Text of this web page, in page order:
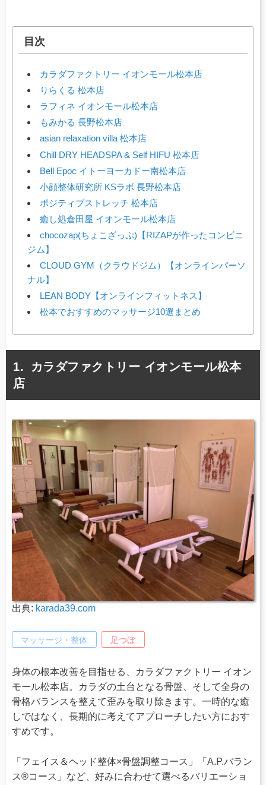
目次
カラダファクトリー イオンモール松本店
りらくる 松本店
ラフィネ イオンモール松本店
もみかる 長野松本店
asian relaxation villa 松本店
Chill DRY HEADSPA & Self HIFU 松本店
Bell Epoc イトーヨーカドー南松本店
小顔整体研究所 KSラボ 長野松本店
ポジティブストレッチ 松本店
癒し処倉田屋 イオンモール松本店
chocozap(ちょこざっぷ)【RIZAPが作ったコンビニ
ジム】
CLOUD GYM（クラウドジム）【オンラインパーソ
ナル】
LEAN BODY【オンラインフィットネス】
松本でおすすめのマッサージ10選まとめ
カラダファクトリー イオンモール松本
店
出典: karada39.com
マッサージ・整体 足つぼ
身体の根本改善を目指せる、カラダファクトリー イオン
モール松本店。カラダの土台となる骨盤、そして全身の
骨格バランスを整えて歪みを取り除きます。一時的な癒
しではなく、長期的に考えてアプローチしたい方におす
すめです。
「フェイス＆ヘッド整体×骨盤調整コース」「A.P.バラン
ス®コース」など、好みに合わせて選べるバリエーショ